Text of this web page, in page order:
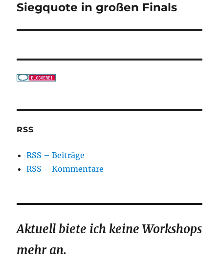
Siegquote in großen Finals
RSS
RSS – Beiträge
RSS – Kommentare
Aktuell biete ich keine Workshops
mehr an.